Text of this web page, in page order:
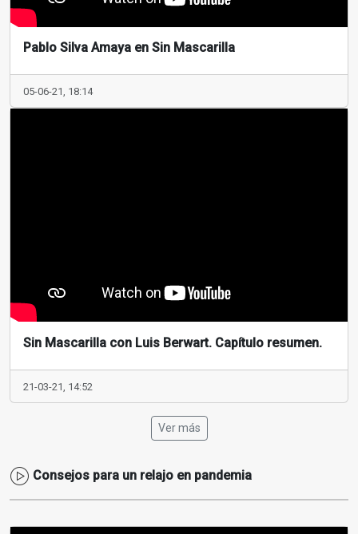
Pablo Silva Amaya en Sin Mascarilla
05-06-21, 18:14
Sin Mascarilla con Luis Berwart. Capítulo resumen.
21-03-21, 14:52
Ver más
Consejos para un relajo en pandemia